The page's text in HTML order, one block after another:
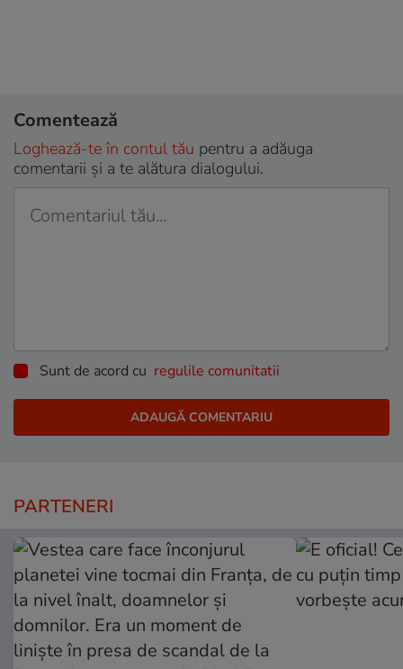
Comentează
Loghează-te în contul tău pentru a adăuga
comentarii și a te alătura dialogului.
Sunt de acord cu regulile comunitatii
PARTENERI